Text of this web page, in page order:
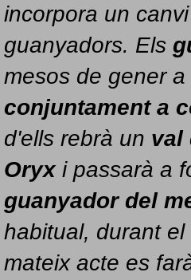
incorpora un
guanyadors. Els
conjuntament a
d'ells rebrà un val
Oryx i passarà a
guanyador del
habitual, durant el
mateix acte es